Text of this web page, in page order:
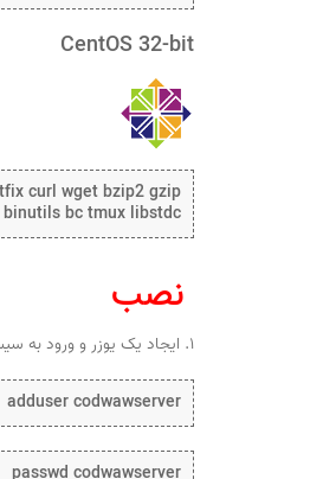
CentOS 32-bit
curl wget bzip2 gzip
bc tmux libstdc++
نصب
۱. ایجاد یک یوزر و ورود به سیستم.
adduser codwawserver
passwd codwawserver